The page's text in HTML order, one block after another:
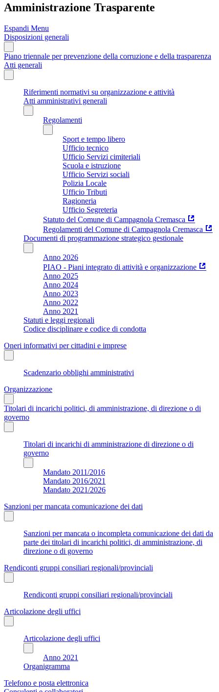
Amministrazione Trasparente
Espandi Menu
Disposizioni generali
Piano triennale per prevenzione della corruzione e della trasparenza
Atti generali
Riferimenti normativi su organizzazione e attività
Atti amministrativi generali
Regolamenti
Sport e tempo libero
Ufficio tecnico
Ufficio Servizi cimiteriali
Scuola e istruzione
Ufficio Servizi sociali
Polizia Locale
Ufficio Tributi
Ragioneria
Ufficio Segreteria
Statuto del Comune di Campagnola Cremasca
Regolamenti del Comune di Campagnola Cremasca
Documenti di programmazione strategico gestionale
Anno 2026
PIAO - Piani integrato di attività e organizzazione
Anno 2025
Anno 2024
Anno 2023
Anno 2022
Anno 2021
Statuti e leggi regionali
Codice disciplinare e codice di condotta
Oneri informativi per cittadini e imprese
Scadenzario obblighi amministrativi
Organizzazione
Titolari di incarichi politici, di amministrazione, di direzione o di
governo
Titolari di incarichi di amministrazione di direzione o di
governo
Mandato 2011/2016
Mandato 2016/2021
Mandato 2021/2026
Sanzioni per mancata comunicazione dei dati
Sanzioni per mancata o incompleta comunicazione dei dati da
parte dei titolari di incarichi politici, di amministrazione, di
direzione o di governo
Rendiconti gruppi consiliari regionali/provinciali
Rendiconti gruppi consiliari regionali/provinciali
Articolazione degli uffici
Articolazione degli uffici
Anno 2021
Organigramma
Telefono e posta elettronica